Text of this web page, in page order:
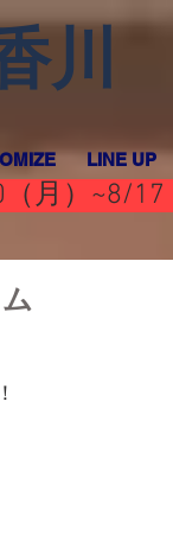
川
LINE UP
月）~8/